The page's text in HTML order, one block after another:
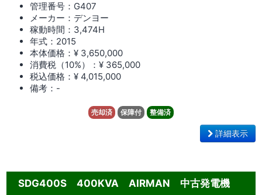
管理番号：G407
メーカー：デンヨー
稼動時間：3,474H
年式：2015
本体価格：¥ 3,650,000
消費税（10%）：¥ 365,000
税込価格：¥ 4,015,000
備考：-
売却済 保障付 整備済
詳細表示
SDG400S 400KVA AIRMAN 中古発電機